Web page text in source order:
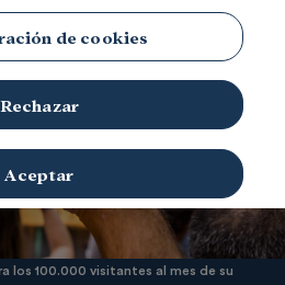
los 100.000 visitantes al mes de su
de cookies
Rechazar
Aceptar